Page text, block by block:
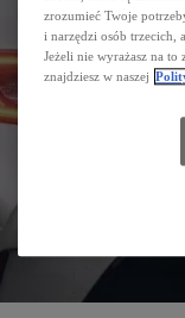
zrozumieć Twoje
i narzędzi osób trzecich,
Jeżeli nie wyrażasz na to
znajdziesz w naszej